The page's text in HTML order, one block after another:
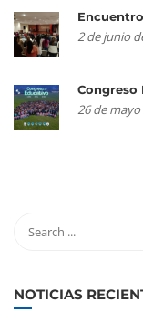
2 de junio
Congreso
26 de mayo
NOTICIAS